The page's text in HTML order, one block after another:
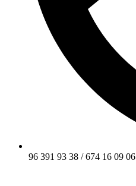
96 391 93 38 / 674 16 09 06